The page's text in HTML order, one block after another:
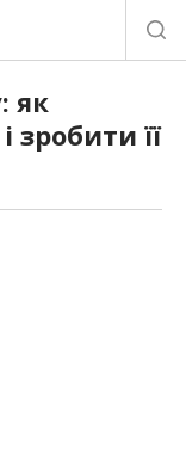
як
зробити її